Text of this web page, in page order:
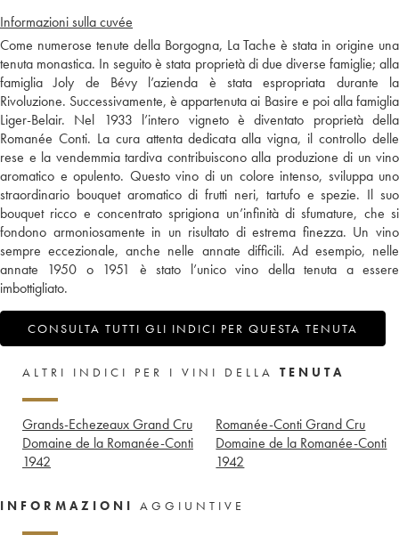
Informazioni sulla cuvée
Come numerose tenute della Borgogna, La Tache è stata in origine una
tenuta monastica. In seguito è stata proprietà di due diverse famiglie; alla
famiglia Joly de Bévy l’azienda è stata espropriata durante la
Rivoluzione. Successivamente, è appartenuta ai Basire e poi alla famiglia
Liger-Belair. Nel 1933 l’intero vigneto è diventato proprietà della
Romanée Conti. La cura attenta dedicata alla vigna, il controllo delle
rese e la vendemmia tardiva contribuiscono alla produzione di un vino
aromatico e opulento. Questo vino di un colore intenso, sviluppa uno
straordinario bouquet aromatico di frutti neri, tartufo e spezie. Il suo
bouquet ricco e concentrato sprigiona un’infinità di sfumature, che si
fondono armoniosamente in un risultato di estrema finezza. Un vino
sempre eccezionale, anche nelle annate difficili. Ad esempio, nelle
annate 1950 o 1951 è stato l’unico vino della tenuta a essere
imbottigliato.
CONSULTA TUTTI GLI INDICI PER QUESTA TENUTA
ALTRI INDICI PER I VINI DELLA TENUTA
Grands-Echezeaux Grand Cru
Domaine de la Romanée-Conti
1942
Romanée-Conti Grand Cru
Domaine de la Romanée-Conti
1942
INFORMAZIONI AGGIUNTIVE